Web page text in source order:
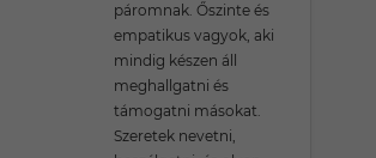
páromnak. Őszinte és
empatikus vagyok, aki
mindig készen áll
meghallgatni és
támogatni másokat.
Szeretek nevetni,